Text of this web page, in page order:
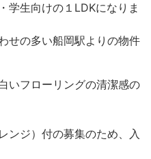
学生向けの１LDKになりま
せの多い船岡駅よりの物件
いフローリングの清潔感の
ンジ）付の募集のため、入